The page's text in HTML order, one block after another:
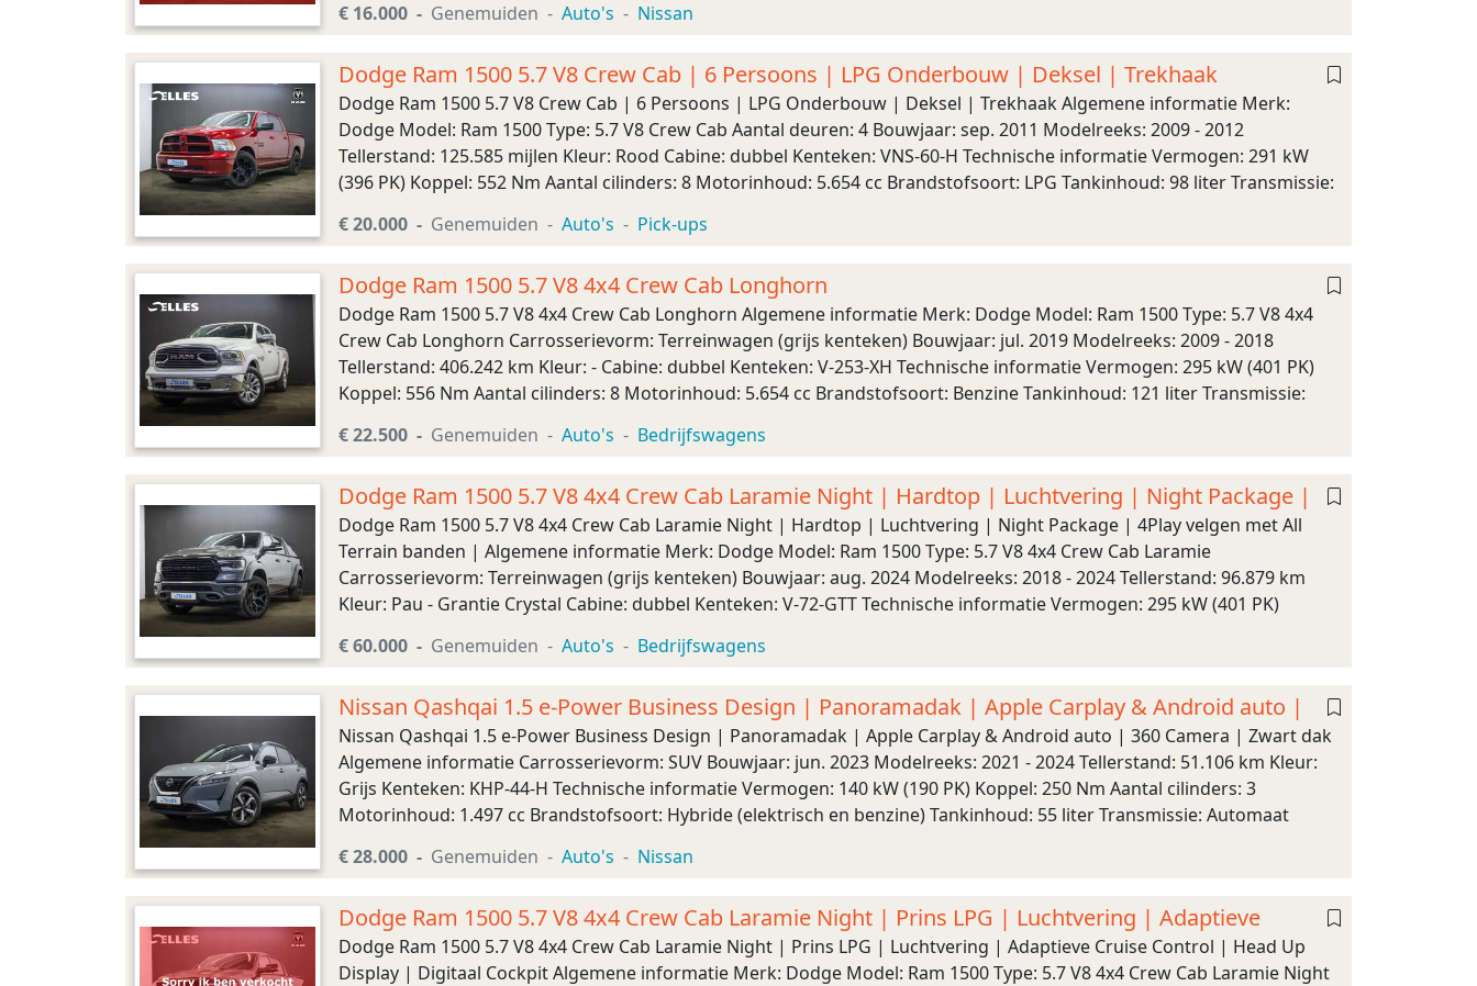
€ 16.000 Genemuiden Auto's Nissan
Dodge Ram 1500 5.7 V8 Crew Cab | 6 Persoons | LPG Onderbouw | Deksel | Trekhaak
Dodge Ram 1500 5.7 V8 Crew Cab | 6 Persoons | LPG Onderbouw | Deksel | Trekhaak Algemene informatie Merk:
Dodge Model: Ram 1500 Type: 5.7 V8 Crew Cab Aantal deuren: 4 Bouwjaar: sep. 2011 Modelreeks: 2009 - 2012
Tellerstand: 125.585 mijlen Kleur: Rood Cabine: dubbel Kenteken: VNS-60-H Technische informatie Vermogen: 291 kW
(396 PK) Koppel: 552 Nm Aantal cilinders: 8 Motorinhoud: 5.654 cc Brandstofsoort: LPG Tankinhoud: 98 liter Transmissie:
€ 20.000 Genemuiden Auto's Pick-ups
Dodge Ram 1500 5.7 V8 4x4 Crew Cab Longhorn
Dodge Ram 1500 5.7 V8 4x4 Crew Cab Longhorn Algemene informatie Merk: Dodge Model: Ram 1500 Type: 5.7 V8 4x4
Crew Cab Longhorn Carrosserievorm: Terreinwagen (grijs kenteken) Bouwjaar: jul. 2019 Modelreeks: 2009 - 2018
Tellerstand: 406.242 km Kleur: - Cabine: dubbel Kenteken: V-253-XH Technische informatie Vermogen: 295 kW (401 PK)
Koppel: 556 Nm Aantal cilinders: 8 Motorinhoud: 5.654 cc Brandstofsoort: Benzine Tankinhoud: 121 liter Transmissie:
€ 22.500 Genemuiden Auto's Bedrijfswagens
Dodge Ram 1500 5.7 V8 4x4 Crew Cab Laramie Night | Hardtop | Luchtvering | Night Package |
4Play vel
Dodge Ram 1500 5.7 V8 4x4 Crew Cab Laramie Night | Hardtop | Luchtvering | Night Package | 4Play velgen met All
Terrain banden | Algemene informatie Merk: Dodge Model: Ram 1500 Type: 5.7 V8 4x4 Crew Cab Laramie
Carrosserievorm: Terreinwagen (grijs kenteken) Bouwjaar: aug. 2024 Modelreeks: 2018 - 2024 Tellerstand: 96.879 km
Kleur: Pau - Grantie Crystal Cabine: dubbel Kenteken: V-72-GTT Technische informatie Vermogen: 295 kW (401 PK)
€ 60.000 Genemuiden Auto's Bedrijfswagens
Nissan Qashqai 1.5 e-Power Business Design | Panoramadak | Apple Carplay & Android auto |
360 Camera
Nissan Qashqai 1.5 e-Power Business Design | Panoramadak | Apple Carplay & Android auto | 360 Camera | Zwart dak
Algemene informatie Carrosserievorm: SUV Bouwjaar: jun. 2023 Modelreeks: 2021 - 2024 Tellerstand: 51.106 km Kleur:
Grijs Kenteken: KHP-44-H Technische informatie Vermogen: 140 kW (190 PK) Koppel: 250 Nm Aantal cilinders: 3
Motorinhoud: 1.497 cc Brandstofsoort: Hybride (elektrisch en benzine) Tankinhoud: 55 liter Transmissie: Automaat
€ 28.000 Genemuiden Auto's Nissan
Dodge Ram 1500 5.7 V8 4x4 Crew Cab Laramie Night | Prins LPG | Luchtvering | Adaptieve
Cruise Contro
Dodge Ram 1500 5.7 V8 4x4 Crew Cab Laramie Night | Prins LPG | Luchtvering | Adaptieve Cruise Control | Head Up
Display | Digitaal Cockpit Algemene informatie Merk: Dodge Model: Ram 1500 Type: 5.7 V8 4x4 Crew Cab Laramie Night